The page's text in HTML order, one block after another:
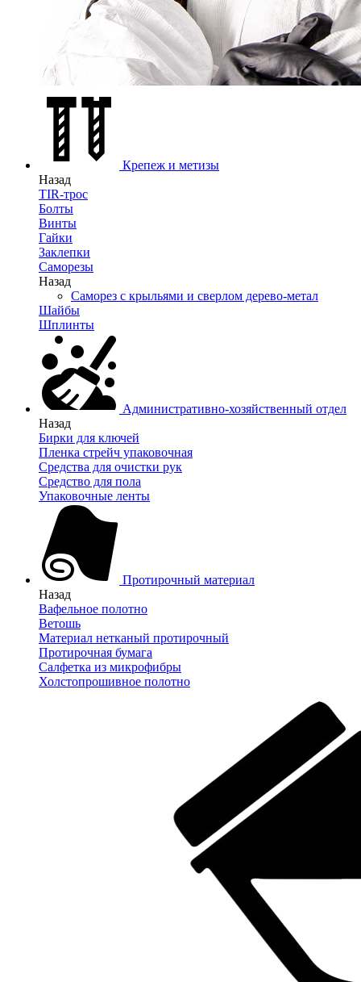
Крепеж и метизы
Назад
TIR-трос
Болты
Винты
Гайки
Заклепки
Саморезы
Назад
Саморез с крыльями и сверлом дерево-метал
Шайбы
Шплинты
Административно-хозяйственный отдел
Назад
Бирки для ключей
Пленка стрейч упаковочная
Средства для очистки рук
Средство для пола
Упаковочные ленты
Протирочный материал
Назад
Вафельное полотно
Ветошь
Материал нетканый протирочный
Протирочная бумага
Салфетка из микрофибры
Холстопрошивное полотно